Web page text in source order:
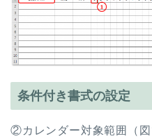
条件付き書式の設定
②カレンダー対象範囲（